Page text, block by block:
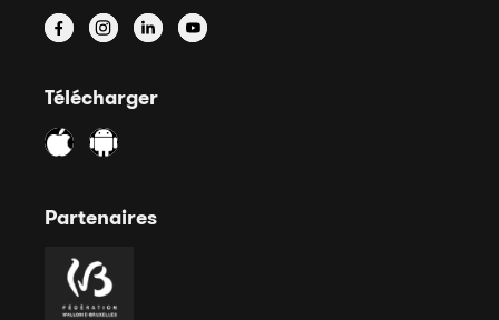
Télécharger
Partenaires